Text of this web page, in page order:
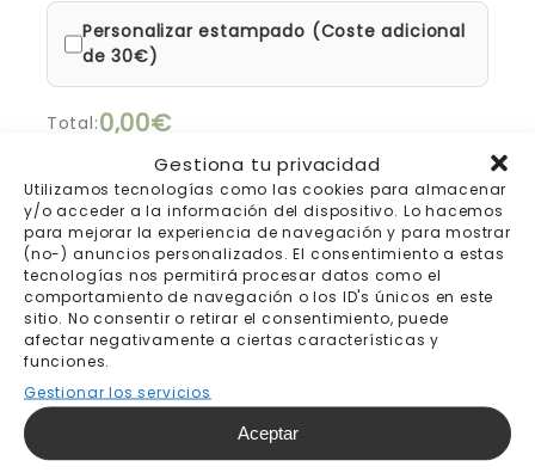
Gestiona tu privacidad
Utilizamos tecnologías como las cookies para almacenar
y/o acceder a la información del dispositivo. Lo hacemos
para mejorar la experiencia de navegación y para mostrar
(no-) anuncios personalizados. El consentimiento a estas
tecnologías nos permitirá procesar datos como el
comportamiento de navegación o los ID's únicos en este
sitio. No consentir o retirar el consentimiento, puede
afectar negativamente a ciertas características y
funciones.
Gestionar los servicios
Aceptar
Personalizar estampado (Coste adicional
de 30€)
Total:0,00€
15% de descuento automático en la cesta
hasta el 17 de julio
Añadir al carrito
Envío gratis a partir de
Pago seguro